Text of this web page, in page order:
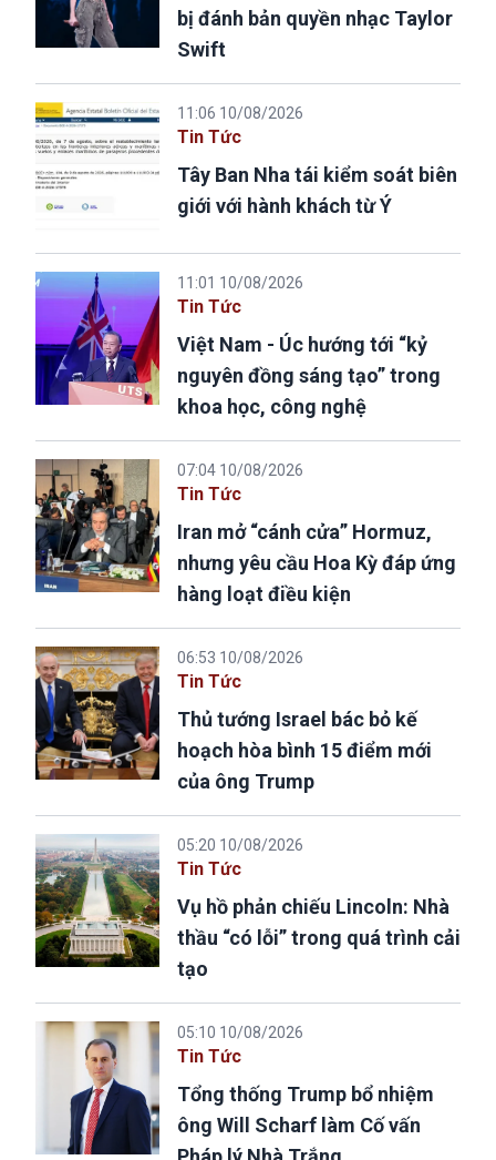
bị đánh bản quyền nhạc Taylor
Swift
11:06 10/08/2026
Tin Tức
Tây Ban Nha tái kiểm soát biên
giới với hành khách từ Ý
11:01 10/08/2026
Tin Tức
Việt Nam - Úc hướng tới “kỷ
nguyên đồng sáng tạo” trong
khoa học, công nghệ
07:04 10/08/2026
Tin Tức
Iran mở “cánh cửa” Hormuz,
nhưng yêu cầu Hoa Kỳ đáp ứng
hàng loạt điều kiện
06:53 10/08/2026
Tin Tức
Thủ tướng Israel bác bỏ kế
hoạch hòa bình 15 điểm mới
của ông Trump
05:20 10/08/2026
Tin Tức
Vụ hồ phản chiếu Lincoln: Nhà
thầu “có lỗi” trong quá trình cải
tạo
05:10 10/08/2026
Tin Tức
Tổng thống Trump bổ nhiệm
ông Will Scharf làm Cố vấn